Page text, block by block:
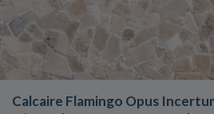
Calcaire Flamingo Opus